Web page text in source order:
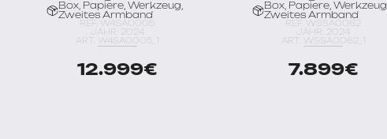
Box, Papiere, Werkzeug,
Zweites Armband
REF. W4SA0005
JAHR: 2024
ART. W4SA0005_1
12.999€
Box, Papiere, Werkzeug,
Zweites Armband
REF. WSSA0062
JAHR: 2024
ART. WSSA0062_1
7.899€